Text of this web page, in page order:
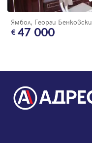
Ямбол, Георги Бенковски
47 000